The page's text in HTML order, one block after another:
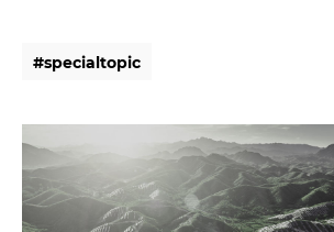
#specialtopic